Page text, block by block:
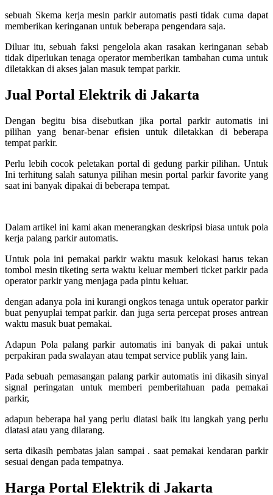
sebuah Skema kerja mesin parkir automatis pasti tidak cuma dapat
memberikan keringanan untuk beberapa pengendara saja.
Diluar itu, sebuah faksi pengelola akan rasakan keringanan sebab
tidak diperlukan tenaga operator memberikan tambahan cuma untuk
diletakkan di akses jalan masuk tempat parkir.
Jual Portal Elektrik di Jakarta
Dengan begitu bisa disebutkan jika portal parkir automatis ini
pilihan yang benar-benar efisien untuk diletakkan di beberapa
tempat parkir.
Perlu lebih cocok peletakan portal di gedung parkir pilihan. Untuk
Ini terhitung salah satunya pilihan mesin portal parkir favorite yang
saat ini banyak dipakai di beberapa tempat.
Dalam artikel ini kami akan menerangkan deskripsi biasa untuk pola
kerja palang parkir automatis.
Untuk pola ini pemakai parkir waktu masuk kelokasi harus tekan
tombol mesin tiketing serta waktu keluar memberi ticket parkir pada
operator parkir yang menjaga pada pintu keluar.
dengan adanya pola ini kurangi ongkos tenaga untuk operator parkir
buat penyuplai tempat parkir. dan juga serta percepat proses antrean
waktu masuk buat pemakai.
Adapun Pola palang parkir automatis ini banyak di pakai untuk
perpakiran pada swalayan atau tempat service publik yang lain.
Pada sebuah pemasangan palang parkir automatis ini dikasih sinyal
signal peringatan untuk memberi pemberitahuan pada pemakai
parkir,
adapun beberapa hal yang perlu diatasi baik itu langkah yang perlu
diatasi atau yang dilarang.
serta dikasih pembatas jalan sampai . saat pemakai kendaran parkir
sesuai dengan pada tempatnya.
Harga Portal Elektrik di Jakarta